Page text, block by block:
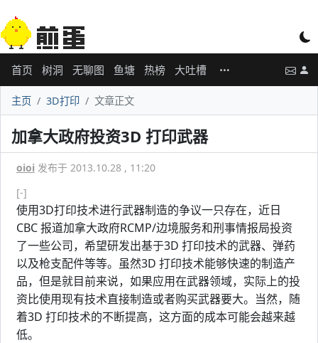
首页 树洞 无聊图 鱼塘 热榜 大吐槽
主页 3D打印 文章正文
加拿大政府投资3D 打印武器
oioi 发布于 2013.10.28 , 11:20
[-]
使用3D打印技术进行武器制造的争议一只存在，近日
CBC 报道加拿大政府RCMP/边境服务和刑事情报局投资
了一些公司，希望研发出基于3D 打印技术的武器、弹药
以及枪支配件等等。虽然3D 打印技术能够快速的制造产
品，但是就目前来说，如果应用在武器领域，实际上的投
资比使用现有技术直接制造或者购买武器要大。当然，随
着3D 打印技术的不断提高，这方面的成本可能会越来越
低。